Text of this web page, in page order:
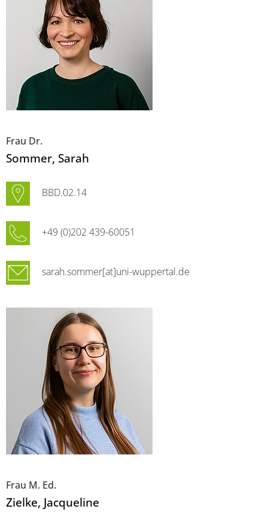
Frau Dr.
Sommer, Sarah
BBD.02.14
+49 (0)202 439-60051
sarah.sommer[at]uni-wuppertal.de
Frau M. Ed.
Zielke, Jacqueline